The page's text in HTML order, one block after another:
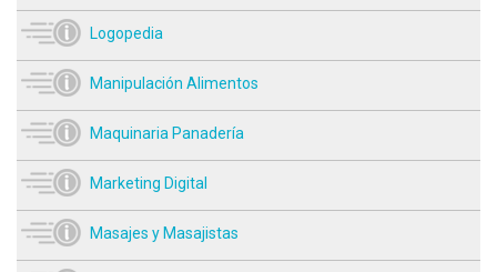
Logopedia
Manipulación Alimentos
Maquinaria Panadería
Marketing Digital
Masajes y Masajistas